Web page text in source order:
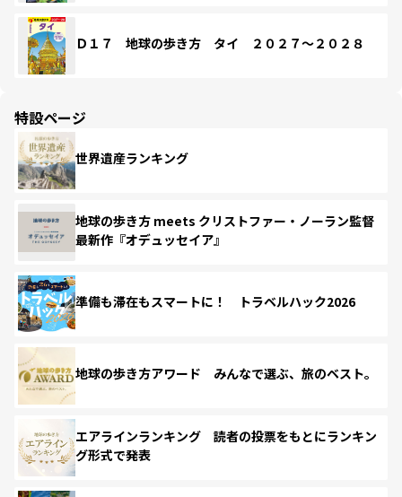
Ｄ１７ 地球の歩き方 タイ ２０２７～２０２８
特設ページ
世界遺産ランキング
地球の歩き方 meets クリストファー・ノーラン監督
最新作『オデュッセイア』
準備も滞在もスマートに！ トラベルハック2026
地球の歩き方アワード みんなで選ぶ、旅のベスト。
エアラインランキング 読者の投票をもとにランキン
グ形式で発表